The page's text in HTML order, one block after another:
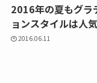
2016年の夏もグラ
ョンスタイルは人
2016.06.11